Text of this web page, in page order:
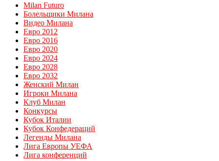
Milan Futuro
Болельщики Милана
Видео Милана
Евро 2012
Евро 2016
Евро 2020
Евро 2024
Евро 2028
Евро 2032
Женский Милан
Игроки Милана
Клуб Милан
Конкурсы
Кубок Италии
Кубок Конфедераций
Легенды Милана
Лига Европы УЕФА
Лига конференций